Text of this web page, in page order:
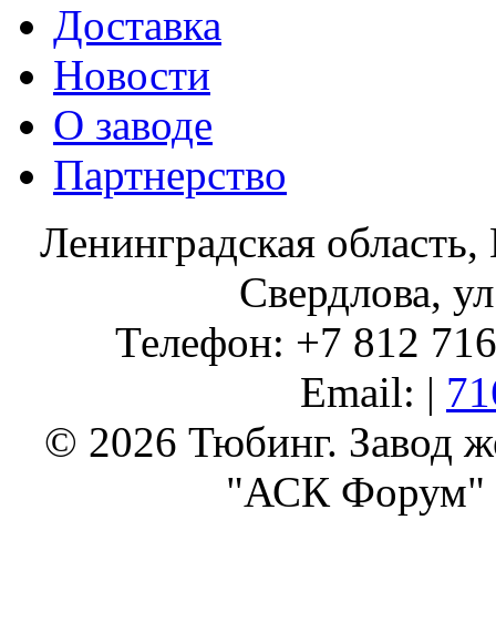
Доставка
Новости
О заводе
Партнерство
Ленинградская
Свердлова,
Телефон: +7 812
Email: |
© 2026 Тюбинг. Завод
"АСК Форум"